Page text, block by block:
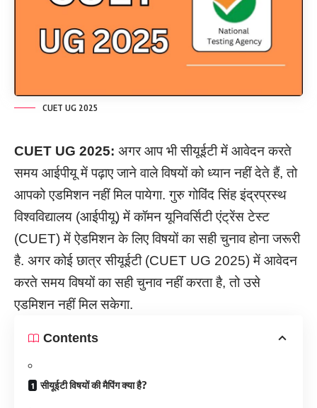
CUET UG 2025
CUET UG 2025: अगर आप भी सीयूईटी में आवेदन करते
समय आईपीयू में पढ़ाए जाने वाले विषयों को ध्यान नहीं देते हैं, तो
आपको एडमिशन नहीं मिल पायेगा. गुरु गोविंद सिंह इंद्रप्रस्थ
विश्वविद्यालय (आईपीयू) में कॉमन यूनिवर्सिटी एंट्रेंस टेस्ट
(CUET) में ऐडमिशन के लिए विषयों का सही चुनाव होना जरूरी
है. अगर कोई छात्र सीयूईटी (CUET UG 2025) में आवेदन
करते समय विषयों का सही चुनाव नहीं करता है, तो उसे
एडमिशन नहीं मिल सकेगा.
Contents
सीयूईटी विषयों की मैपिंग क्या है?